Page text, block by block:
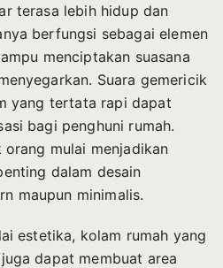
terasa lebih hidup dan
berfungsi sebagai elemen
menciptakan suasana
Suara gemericik
yang tertata rapi dapat
bagi penghuni rumah.
mulai menjadikan
dalam desain
maupun minimalis.
estetika, kolam rumah yang
dapat membuat area